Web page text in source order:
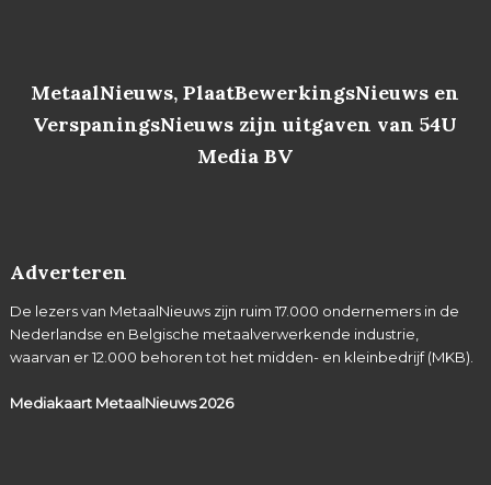
MetaalNieuws, PlaatBewerkingsNieuws en
VerspaningsNieuws zijn uitgaven van 54U
Media BV
Adverteren
De lezers van MetaalNieuws zijn ruim 17.000 ondernemers in de
Nederlandse en Belgische metaalverwerkende industrie,
waarvan er 12.000 behoren tot het midden- en kleinbedrijf (MKB).
Mediakaart MetaalNieuws2026